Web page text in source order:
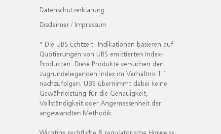
Datenschutzerklärung
Disclaimer / Impressum
* Die UBS Echtzeit- Indikationen basieren auf
Quotierungen von UBS emittierten Index-
Produkten. Diese Produkte versuchen den
zugrundeliegenden Index im Verhältnis 1:1
nachzufolgen. UBS übernimmt dabei keine
Gewährleistung für die Genauigkeit,
Vollständigkeit oder Angemessenheit der
angewandten Methodik.